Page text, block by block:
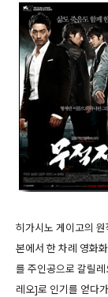
히가시노 게이고의
본에서 한 차례 영화
를 주인공으로 갈릴
레오]로 인기를 얻다